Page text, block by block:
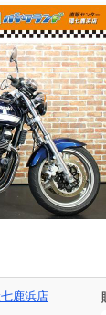
鹿浜店